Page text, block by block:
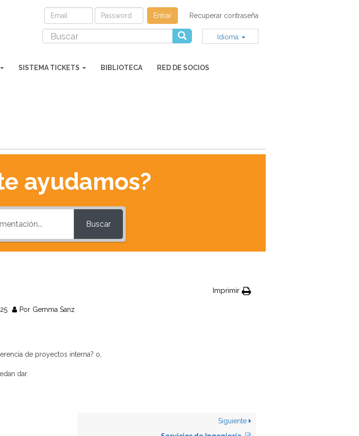
Entrar Recuperar contraseña
Idioma
SISTEMA TICKETS BIBLIOTECA RED DE SOCIOS
ayudamos?
Buscar
Imprimir
Por Gemma Sanz
de proyectos interna? o,
dar.
Siguiente